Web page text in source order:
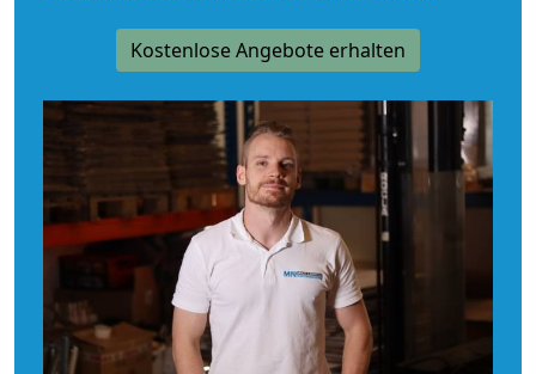
Kostenlose Angebote erhalten